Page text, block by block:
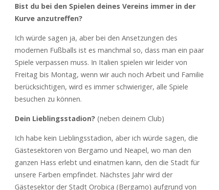
Bist du bei den Spielen deines Vereins immer in der
Kurve anzutreffen?
Ich würde sagen ja, aber bei den Ansetzungen des
modernen Fußballs ist es manchmal so, dass man ein paar
Spiele verpassen muss. In Italien spielen wir leider von
Freitag bis Montag, wenn wir auch noch Arbeit und Familie
berücksichtigen, wird es immer schwieriger, alle Spiele
besuchen zu können.
Dein Lieblingsstadion? (neben deinem Club)
Ich habe kein Lieblingsstadion, aber ich würde sagen, die
Gästesektoren von Bergamo und Neapel, wo man den
ganzen Hass erlebt und einatmen kann, den die Stadt für
unsere Farben empfindet. Nächstes Jahr wird der
Gästesektor der Stadt Orobica (Bergamo) aufgrund von